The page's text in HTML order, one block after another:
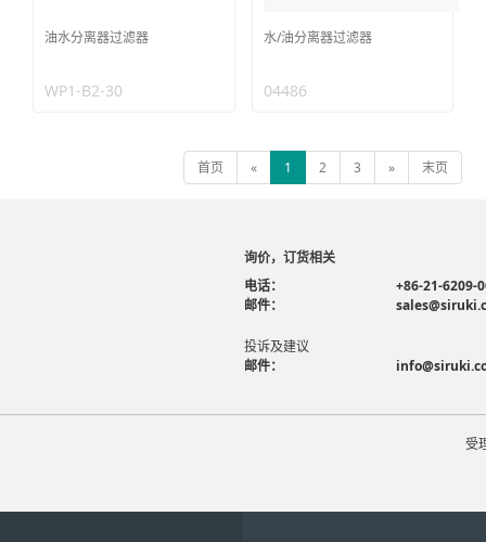
油水分离器过滤器
WP1-B2-30
水/油分离器过滤器
04486
首页 « 1 2 3 » 末页
询价，订货相关
电话：
+86-21-6209-
邮件：
投诉及建议
邮件：
受